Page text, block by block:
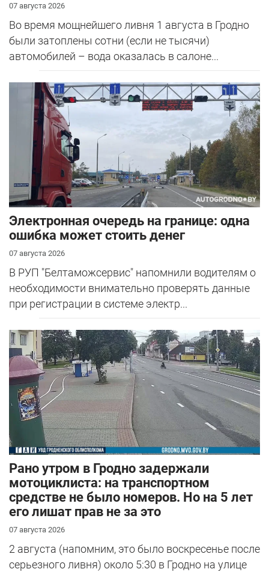
07 августа 2026
Во время мощнейшего ливня 1 августа в Гродно
были затоплены сотни (если не тысячи)
автомобилей – вода оказалась в салоне...
Электронная очередь на границе: одна
ошибка может стоить денег
07 августа 2026
В РУП "Белтаможсервис" напомнили водителям о
необходимости внимательно проверять данные
при регистрации в системе электр...
Рано утром в Гродно задержали
мотоциклиста: на транспортном
средстве не было номеров. Но на 5 лет
его лишат прав не за это
07 августа 2026
2 августа (напомним, это было воскресенье после
серьезного ливня) около 5:30 в Гродно на улице